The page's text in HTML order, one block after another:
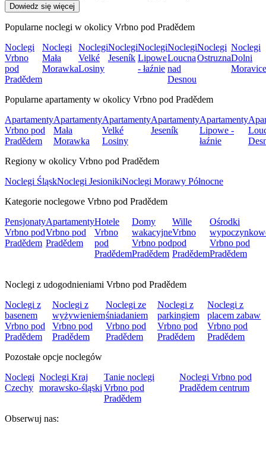
Dowiedz się więcej
Popularne noclegi w okolicy Vrbno pod Pradědem
Noclegi
Vrbno
pod
Pradědem
Noclegi
Mała
Morawka
Noclegi
Velké
Losiny
Noclegi
Jeseník
Noclegi
Lipowe
- łaźnie
Noclegi
Loucna
nad
Desnou
Noclegi
Ostruzna
Noclegi
Dolni
Moravice
Popularne apartamenty w okolicy Vrbno pod Pradědem
Apartamenty
Vrbno pod
Pradědem
Apartamenty
Mała
Morawka
Apartamenty
Velké
Losiny
Apartamenty
Jeseník
Apartamenty
Lipowe -
łaźnie
Regiony w okolicy Vrbno pod Pradědem
Noclegi ŚląskNoclegi JesionikiNoclegi Morawy Północne
Kategorie noclegowe Vrbno pod Pradědem
Pensjonaty
Vrbno pod
Pradědem
Apartamenty
Vrbno pod
Pradědem
Hotele
Vrbno
pod
Pradědem
Domy
wakacyjne
Vrbno pod
Pradědem
Wille
Vrbno
pod
Pradědem
Ośrodki
Vrbno pod
Pradědem
Noclegi z udogodnieniami Vrbno pod Pradědem
Noclegi z
basenem
Vrbno pod
Pradědem
Noclegi z
wyżywieniem
Vrbno pod
Pradědem
Noclegi ze
śniadaniem
Vrbno pod
Pradědem
Noclegi z
parkingiem
Vrbno pod
Pradědem
Noclegi z
placem zabaw
Vrbno pod
Pradědem
Pozostałe opcje noclegów
Noclegi
Czechy
Noclegi Kraj
morawsko-śląski
Tanie noclegi
Vrbno pod
Pradědem
Noclegi Vrbno pod
Pradědem centrum
Obserwuj nas: